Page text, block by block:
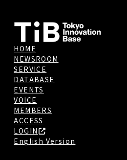
HOME
NEWSROOM
SERVICE
DATABASE
EVENTS
VOICE
MEMBERS
ACCESS
LOGIN
English Version